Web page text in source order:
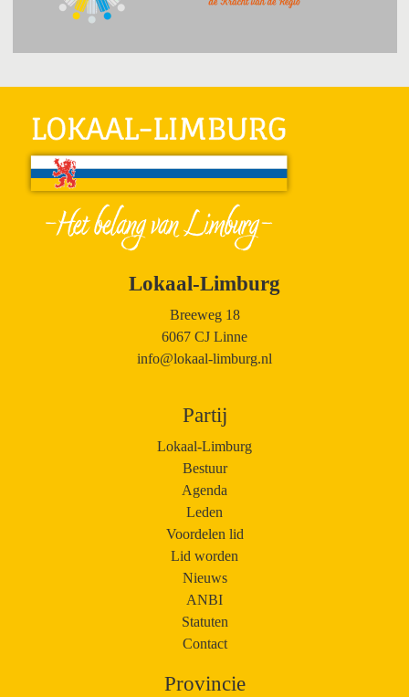
Lokaal-Limburg
Breeweg 18
6067 CJ Linne
info@lokaal-limburg.nl
Partij
Lokaal-Limburg
Bestuur
Agenda
Leden
Voordelen lid
Lid worden
Nieuws
ANBI
Statuten
Contact
Provincie